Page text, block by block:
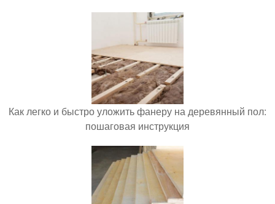
Как легко и быстро уложить фанеру на деревянный пол:
пошаговая инструкция